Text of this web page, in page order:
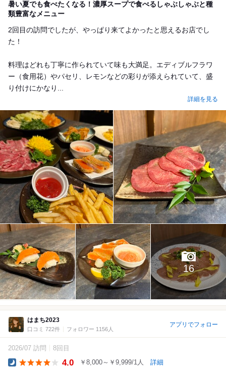
暑い夏でも食べたくなる！濃厚スープで食べるしゃぶしゃぶと種
類豊富なメニュー
2回目の訪問でしたが、やっぱり来てよかったと思えるお店でし
た！
料理はどれも丁寧に作られていて味も大満足。エディブルフラワ
ー（食用花）やパセリ、レモンなどの彩りが添えられていて、盛
り付けにかなり...
詳細を見る
16
はまち2023
口コミ 722件 フォロワー 1156人
アプリでフォロー
2026/07 訪問 8回目
4.0 ￥8,000～￥9,999/1人 詳細